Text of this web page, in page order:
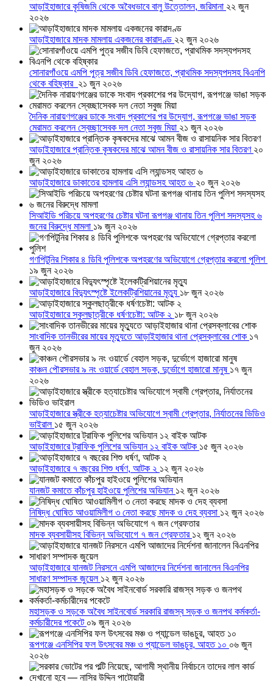
আড়াইহাজারে কৃষিজমি থেকে অবৈধভাবে বালু উত্তোলন, জরিমানা ২২ জুন
২০২৬
আড়াইহাজারে মাদক মামলায় একজনের কারাদণ্ড ২২ জুন ২০২৬
সোনারগাঁওয়ে এমপি পুত্র সজীব ডিবি হেফাজতে, প্রাথমিক সদস্যপদসহ বিএনপি
থেকে বহিষ্কার ২১ জুন ২০২৬
দৈনিক নারায়ণগঞ্জের ডাকে সংবাদ প্রকাশের পর উদ্যোগ, রূপগঞ্জে ভাঙা সড়ক
মেরামত করলেন স্বেচ্ছাসেবক দল নেতা সবুজ মিয়া ২১ জুন ২০২৬
আড়াইহাজারে প্রান্তিক কৃষকদের মাঝে আমন বীজ ও রাসায়নিক সার বিতরণ ২০
জুন ২০২৬
আড়াইহাজারে ডাকাতের হামলায় এসি ল্যান্ডসহ আহত ৬ ২০ জুন ২০২৬
সিআইডি পরিচয়ে অপহরণের চেষ্টার ঘটনা রূপগঞ্জ থানায় তিন পুলিশ সদস্যসহ ৬
জনের বিরুদ্ধে মামলা ১৯ জুন ২০২৬
গণপিটুনির শিকার ৪ ডিবি পুলিশকে অপহরণের অভিযোগে গ্রেপ্তার করলো পুলিশ
১৯ জুন ২০২৬
আড়াইহাজারে বিদ্যুৎস্পৃষ্টে ইলেকট্রিশিয়ানের মৃত্যু ১৮ জুন ২০২৬
আড়াইহাজারে স্কুলছাত্রীকে ধর্ষণচেষ্টা: আটক ২ ১৮ জুন ২০২৬
সাংবাদিক তানভীরের মায়ের মৃত্যুতে আড়াইহাজার থানা প্রেসক্লাবের শোক ১৭
জুন ২০২৬
কাঞ্চন পৌরসভার ৯ নং ওয়ার্ডে বেহাল সড়ক, দুর্ভোগে হাজারো মানুষ ১৭ জুন
২০২৬
আড়াইহাজারে স্ত্রীকে হত্যাচেষ্টার অভিযোগে স্বামী গ্রেপ্তার, নির্যাতনের ভিডিও
ভাইরাল ১৫ জুন ২০২৬
আড়াইহাজারে ট্রাফিক পুলিশের অভিযান ১২ বাইক আটক ১৫ জুন ২০২৬
আড়াইহাজারে ৭ বছরের শিশু ধর্ষণ, আটক ২ ১২ জুন ২০২৬
যানজট কমাতে কাঁচপুর হাইওয়ে পুলিশের অভিযান ১২ জুন ২০২৬
নিষিদ্ধ ঘোষিত আওয়ামিলীগ ৩ নেতা করছে মাদক ও দেহ ব্যবসা ১২ জুন ২০২৬
মাদক ব্যবসায়ীসহ বিভিন্ন অভিযোগে ৭ জন গ্রেফতার ১২ জুন ২০২৬
আড়াইহাজারে যানজট নিরসনে এমপি আজাদের নির্দেশনা জানালেন বিএনপির
সাধারণ সম্পাদক জুয়েল ১২ জুন ২০২৬
মহাসড়ক ও সড়কে অবৈধ সাইনবোর্ড সরকারি রাজস্ব সড়ক ও জনপথ কর্মকর্তা-
কর্মচারীদের পকেটে ০৯ জুন ২০২৬
রূপগঞ্জে এনসিপির ফল উৎসবের মঞ্চ ও প্যান্ডেল ভাঙচুর, আহত ১০ ০৬ জুন
২০২৬